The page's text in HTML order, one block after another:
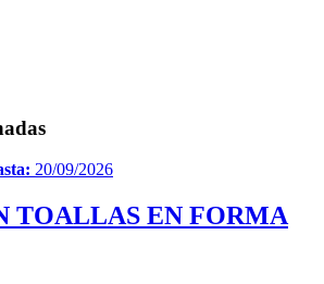
20/09/2026
TOALLAS EN FORMA